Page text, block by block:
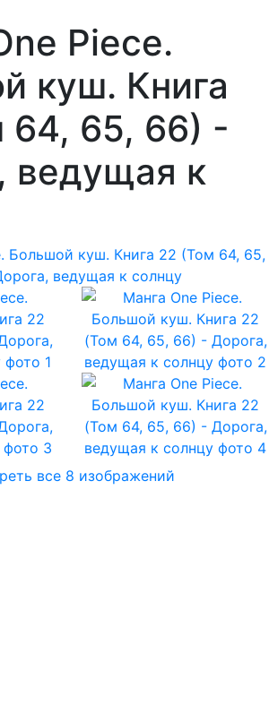
Piece.
куш. Книга
64, 65, 66) -
ведущая к
все 8 изображений